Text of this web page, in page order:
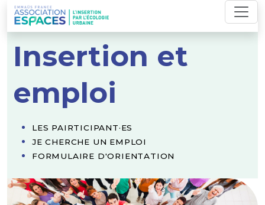
Skip
to
content
Insertion et
emploi
LES PAIRTICIPANT·ES
JE CHERCHE UN EMPLOI
FORMULAIRE D'ORIENTATION